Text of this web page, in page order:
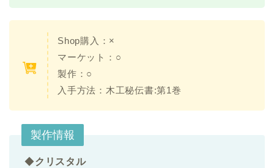
Shop購入：×
マーケット：○
製作：○
入手方法： 木工秘伝書:第1巻
製作情報
◆クリスタル